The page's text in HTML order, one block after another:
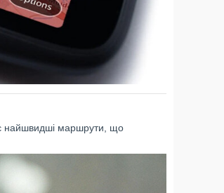
найшвидші маршрути, що